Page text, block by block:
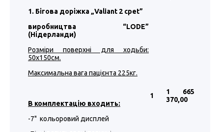
1. Бігова доріжка „Valiant 2 cpet”
виробництва “LODE”
(Нідерланди)
Розміри поверхні для ходьби:
50х150см.
Максимальна вага пацієнта 225кг.
В комплектацію входить:
-7" кольоровий дисплей
1
1 665
370,00